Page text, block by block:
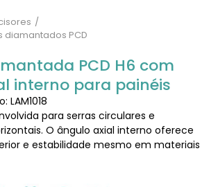
diamantados PCD
PCD H6 com
interno para painéis
para serras circulares e
O ângulo axial interno oferece
e estabilidade mesmo em materiais